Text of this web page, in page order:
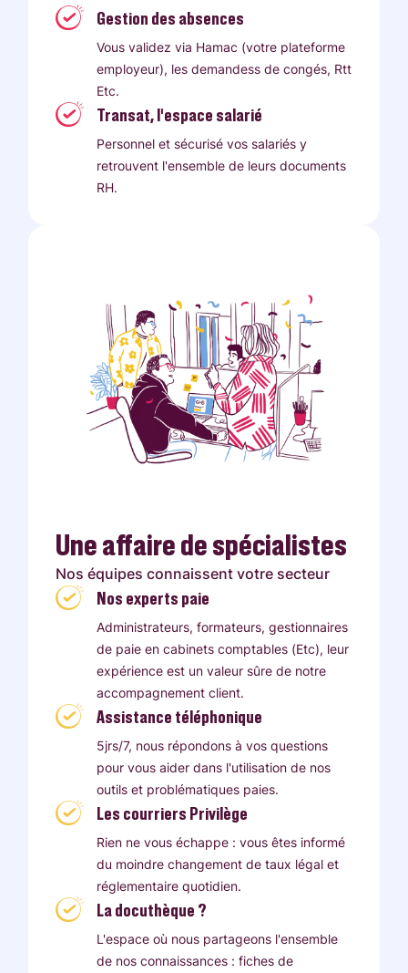
Gestion des absences
Vous validez via Hamac (votre plateforme
employeur), les demandess de congés, Rtt
Etc.
Transat, l'espace salarié
Personnel et sécurisé vos salariés y
retrouvent l'ensemble de leurs documents
RH.
Une affaire de spécialistes
Nos équipes connaissent votre secteur
Nos experts paie
Administrateurs, formateurs, gestionnaires
de paie en cabinets comptables (Etc), leur
expérience est un valeur sûre de notre
accompagnement client.
Assistance téléphonique
5jrs/7, nous répondons à vos questions
pour vous aider dans l'utilisation de nos
outils et problématiques paies.
Les courriers Privilège
Rien ne vous échappe : vous êtes informé
du moindre changement de taux légal et
réglementaire quotidien.
La docuthèque ?
L'espace où nous partageons l'ensemble
de nos connaissances : fiches de